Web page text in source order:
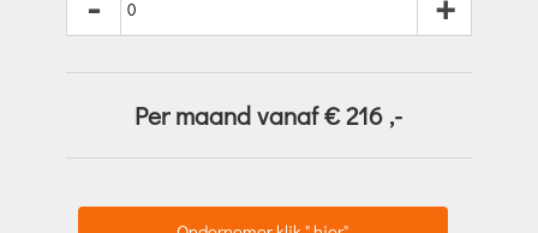
Per maand vanaf €216 ,-